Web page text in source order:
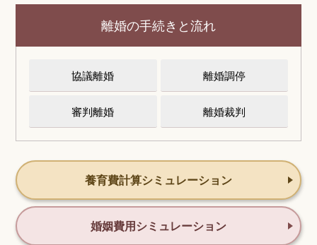
離婚の手続きと流れ
協議離婚 離婚調停
審判離婚 離婚裁判
養育費計算シミュレーション
婚姻費用シミュレーション